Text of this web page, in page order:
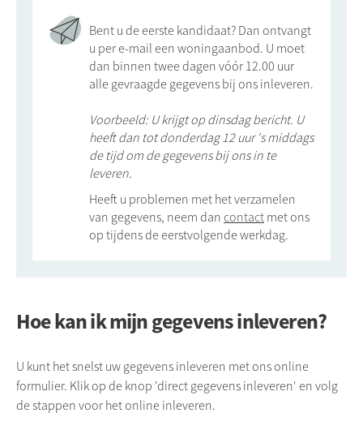
Bent u de eerste kandidaat? Dan ontvangt
u per e-mail een woningaanbod. U moet
dan binnen twee dagen vóór 12.00 uur
alle gevraagde gegevens bij ons inleveren.
Voorbeeld: U krijgt op dinsdag bericht. U
heeft dan tot donderdag 12 uur 's middags
de tijd om de gegevens bij ons in te
leveren.
Heeft u problemen met het verzamelen
van gegevens, neem dan contact met ons
op tijdens de eerstvolgende werkdag.
Hoe kan ik mijn gegevens inleveren?
U kunt het snelst uw gegevens inleveren met ons online
formulier. Klik op de knop 'direct gegevens inleveren' en volg
de stappen voor het online inleveren.